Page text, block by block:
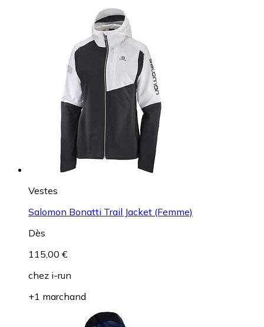
Vestes
Salomon Bonatti Trail Jacket (Femme)
Dès
115,00 €
chez i-run
+1 marchand